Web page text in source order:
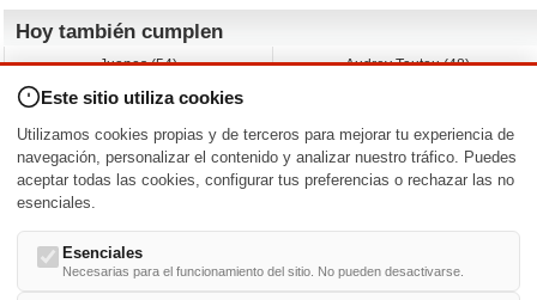
Hoy también cumplen
Juanes (54)
Jessica Capshaw (50)
Sam Elliott (82)
Jarvis Hayes (45)
Audrey Tautou (48)
The Edge (65)
Anna Kendrick (41)
Nacimientos y estrenos en la fecha
DD/MM /
Este sitio utiliza cookies
Utilizamos cookies propias y de terceros para mejorar tu experiencia de
navegación, personalizar el contenido y analizar nuestro tráfico. Puedes
aceptar todas las cookies, configurar tus preferencias o rechazar las no
esenciales.
Esenciales
Necesarias para el funcionamiento del sitio. No pueden desactivarse.